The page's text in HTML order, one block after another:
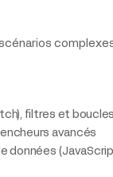
filtres et boucles
avancés
données